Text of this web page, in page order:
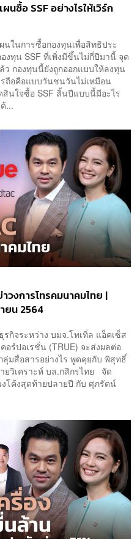
ซื้อ SSF อย่างไรให้เวิร์ก
ในการซื้อกองทุนเพื่อสิทธิประ
งทุน SSF ที่เพิ่งมีขึ้นไม่กี่ปีมานี้ จุด
กองทุนนี้ยังถูกออกแบบให้ลงทุน
รถือคือแบบวันชนวันไม่เหมือน
นใจซื้อ SSF สิ้นปีแบบนี้มีอะไร
...
วงการโทรคมนาคมไทย |
ยน 2564
กิจระหว่าง บมจ.โทเทิ่ล แอ็คเซ็ส
อร์ปอเรชั่น (TRUE) จะส่งผลต่อ
มสื่อสารอย่างไร พูดคุยกับ พิสุทธิ์
ยวิเคราะห์ บล.กสิกรไทย จัด
โค้งสุดท้ายปลายปี กับ ศุภรัตน์